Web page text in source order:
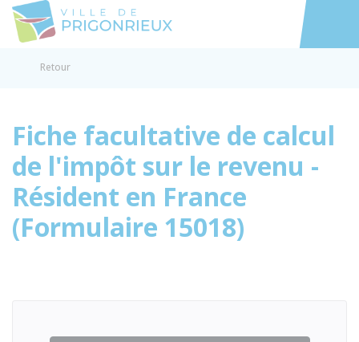
Accéder
Retour
Fiche facultative de calcul
de l'impôt sur le revenu -
Résident en France
(Formulaire 15018)